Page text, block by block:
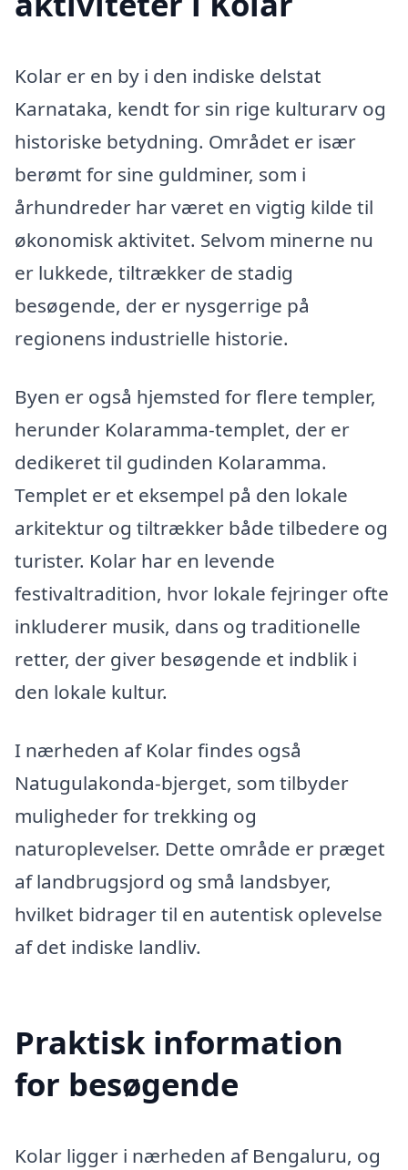
Kolar er en by i den indiske delstat
Karnataka, kendt for sin rige kulturarv og
historiske betydning. Området er især
berømt for sine guldminer, som i
århundreder har været en vigtig kilde til
økonomisk aktivitet. Selvom minerne nu
er lukkede, tiltrækker de stadig
besøgende, der er nysgerrige på
regionens industrielle historie.
Byen er også hjemsted for flere templer,
herunder Kolaramma-templet, der er
dedikeret til gudinden Kolaramma.
Templet er et eksempel på den lokale
arkitektur og tiltrækker både tilbedere og
turister. Kolar har en levende
festivaltradition, hvor lokale fejringer ofte
inkluderer musik, dans og traditionelle
retter, der giver besøgende et indblik i
den lokale kultur.
I nærheden af Kolar findes også
Natugulakonda-bjerget, som tilbyder
muligheder for trekking og
naturoplevelser. Dette område er præget
af landbrugsjord og små landsbyer,
hvilket bidrager til en autentisk oplevelse
af det indiske landliv.
Praktisk information
for besøgende
Kolar ligger i nærheden af Bengaluru, og